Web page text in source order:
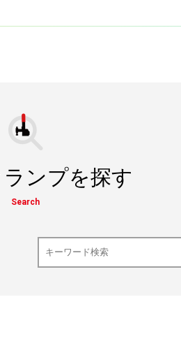
ランプを探す
Search